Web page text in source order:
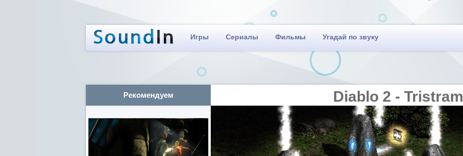
Diablo 2 - Tristram
Рекомендуем
Игры Сериалы Фильмы Угадай по звуку